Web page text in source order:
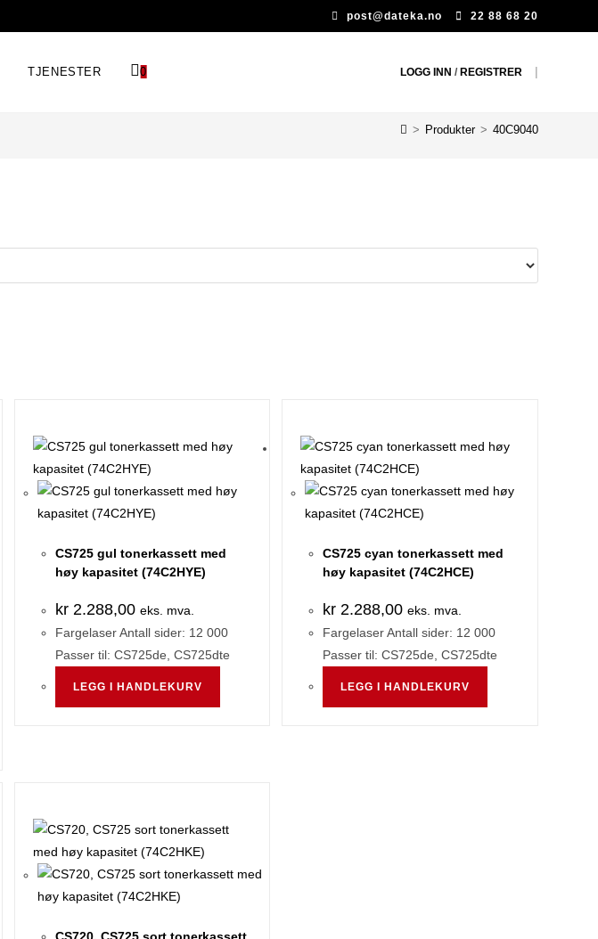
post@dateka.no 22 88 68 20
LOGG INN / REGISTRER |
TJENESTER 0
> Produkter > 40C9040
CS725 gul tonerkassett med
høy kapasitet (74C2HYE)
kr2.288,00 eks. mva.
Fargelaser Antall sider: 12 000
Passer til: CS725de, CS725dte
LEGG I HANDLEKURV
CS725 cyan tonerkassett med
høy kapasitet (74C2HCE)
kr2.288,00 eks. mva.
Fargelaser Antall sider: 12 000
Passer til: CS725de, CS725dte
LEGG I HANDLEKURV
CS720, CS725 sort tonerkassett